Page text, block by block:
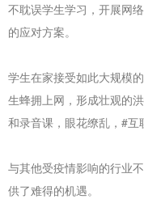
不耽误学生学习，开展网
的应对方案。
学生在家接受如此大规模
生蜂拥上网，形成壮观的
和录音课，眼花缭乱，#互
与其他受疫情影响的行业
供了难得的机遇。